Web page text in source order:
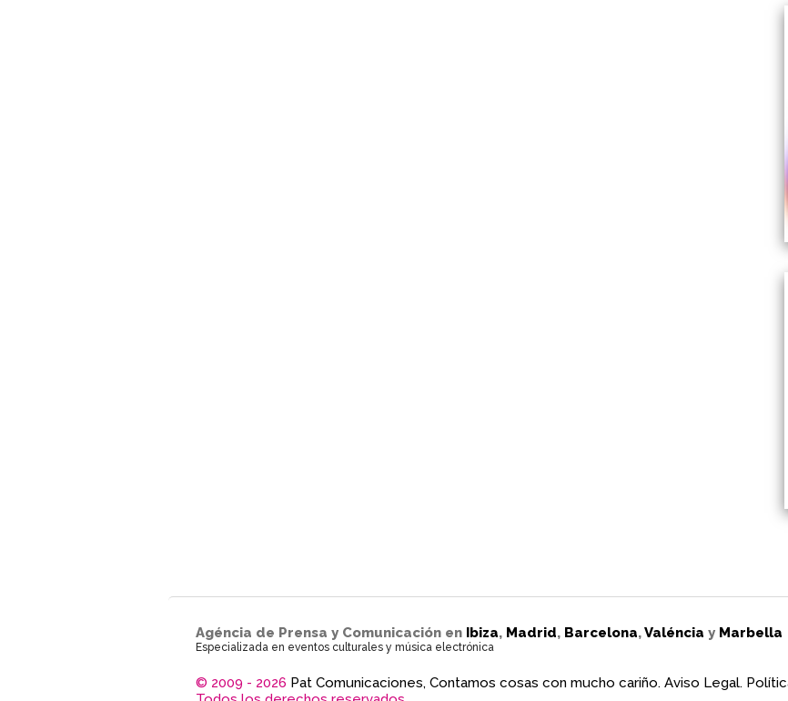
Agéncia de Prensa y Comunicación en Ibiza, Madrid, Barcelona,Valéncia y Marbella
Especializada en eventos culturales y música electrónica
© 2009 - 2026 Pat Comunicaciones, Contamos cosas con mucho cariño. Aviso Legal.